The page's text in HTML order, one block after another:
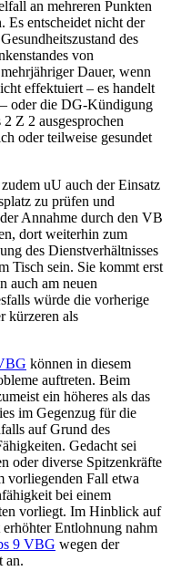
an mehreren Punkten
Es entscheidet nicht der
des
von
Dauer, wenn
effektuiert – es handelt
oder die DG-Kündigung
Z 2 ausgesprochen
oder teilweise gesundet
uU auch der Einsatz
zu prüfen und
Annahme durch den VB
dort weiterhin zum
des Dienstverhältnisses
Tisch sein. Sie kommt erst
auch am neuen
würde die vorherige
kürzeren als
können in diesem
auftreten. Beim
ein höheres als das
im Gegenzug für die
auf Grund des
Gedacht sei
oder diverse Spitzenkräfte
vorliegenden Fall etwa
bei einem
vorliegt. Im Hinblick auf
Entlohnung nahm
9 VBG wegen der
an.